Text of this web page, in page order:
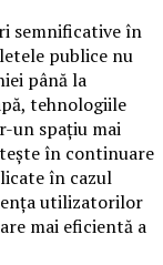
semnificative în
publice nu
până la
tehnologiile
un spațiu mai
în continuare
în cazul
utilizatorilor
mai eficientă a